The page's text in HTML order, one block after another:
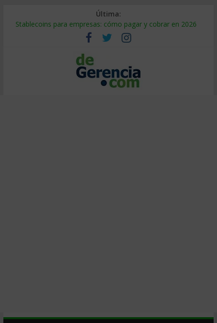
Última:
Stablecoins para empresas: cómo pagar y cobrar en 2026
Despido silencioso: qué es y por qué sale tan caro
IA en selección de personal: cómo auditarla a tiempo
Trabajo forzoso en la cadena de suministro: qué hacer
Mercado hispano de EE. UU.: cómo segmentarlo y venderle